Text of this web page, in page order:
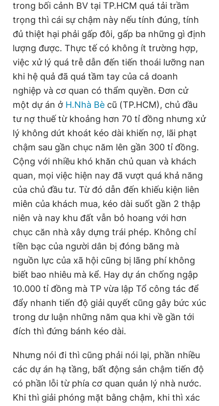
Hotline
0906 645 777
Liên hệ quảng cáo
0908 780 404
Đặt báo Quảng cáo RSS Tòa soạn Chính sách bảo
Tổng biên tập: Nguyễn Ngọc Toàn
Phó tổng biên tập thường trực: Hải Thành
Phó tổng biên tập: Lâm Hiếu Dũng
Phó tổng biên tập: Trần Việt Hưng
Tổng thư ký tòa soạn: Đức Trung
Giấy phép xuất bản số 110/GP - BTTTT cấp ngày 24.3.2020
© 2003-2026 Bản quyền thuộc về Báo Thanh Niên. Cấm sao
chép dưới mọi hình thức nếu không có sự chấp thuận bằng văn
bản. Phát triển bởi ePi Technologies, JSC.
trong bối cảnh BV tại TP.HCM quá tải trầm
trọng thì cái sự chậm này nếu tính đúng, tính
đủ thiệt hại phải gấp đôi, gấp ba những gì định
lượng được. Thực tế có không ít trường hợp,
việc xử lý quá trễ dẫn đến tiến thoái lưỡng nan
khi hệ quả đã quá tầm tay của cả doanh
nghiệp và cơ quan có thẩm quyền. Đơn cử
một dự án ở H.Nhà Bè cũ (TP.HCM), chủ đầu
tư nợ thuế từ khoảng hơn 70 tỉ đồng nhưng xử
lý không dứt khoát kéo dài khiến nợ, lãi phạt
chậm sau gần chục năm lên gần 300 tỉ đồng.
Cộng với nhiều khó khăn chủ quan và khách
quan, mọi việc hiện nay đã vượt quá khả năng
của chủ đầu tư. Từ đó dẫn đến khiếu kiện liên
miên của khách mua, kéo dài suốt gần 2 thập
niên và nay khu đất vẫn bỏ hoang với hơn
chục căn nhà xây dựng trái phép. Không chỉ
tiền bạc của người dân bị đóng băng mà
nguồn lực của xã hội cũng bị lãng phí không
biết bao nhiêu mà kể. Hay dự án chống ngập
10.000 tỉ đồng mà TP vừa lập Tổ công tác để
đẩy nhanh tiến độ giải quyết cũng gây bức xúc
trong dư luận những năm qua khi về gần tới
đích thì đứng bánh kéo dài.
Nhưng nói đi thì cũng phải nói lại, phần nhiều
các dự án hạ tầng, bất động sản chậm tiến độ
có phần lỗi từ phía cơ quan quản lý nhà nước.
Khi thì giải phóng mặt bằng chậm, khi thì xác